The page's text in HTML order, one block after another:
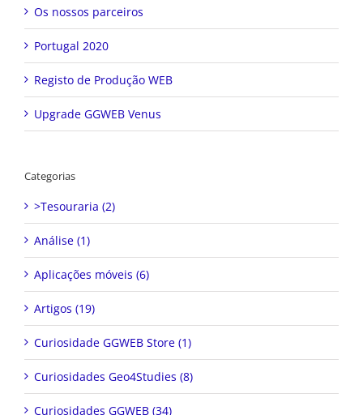
Os nossos parceiros
Portugal 2020
Registo de Produção WEB
Upgrade GGWEB Venus
Categorias
>Tesouraria (2)
Análise (1)
Aplicações móveis (6)
Artigos (19)
Curiosidade GGWEB Store (1)
Curiosidades Geo4Studies (8)
Curiosidades GGWEB (34)